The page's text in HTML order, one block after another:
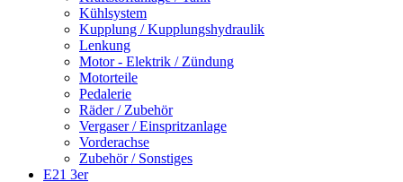
Kühlsystem
Kupplung / Kupplungshydraulik
Lenkung
Motor - Elektrik / Zündung
Motorteile
Pedalerie
Räder / Zubehör
Vergaser / Einspritzanlage
Vorderachse
Zubehör / Sonstiges
E21 3er